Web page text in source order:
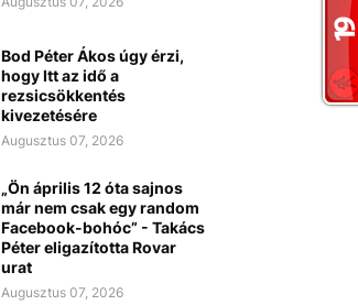
Bod Péter Ákos úgy érzi,
hogy Itt az idő a
rezsicsökkentés
kivezetésére
Augusztus 07, 2026
„Ön április 12 óta sajnos
már nem csak egy random
Facebook-bohóc” - Takács
Péter eligazította Rovar
urat
Augusztus 07, 2026